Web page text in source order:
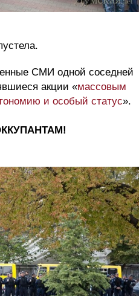
СМИ одной соседней
акции «массовым
и особый статус».